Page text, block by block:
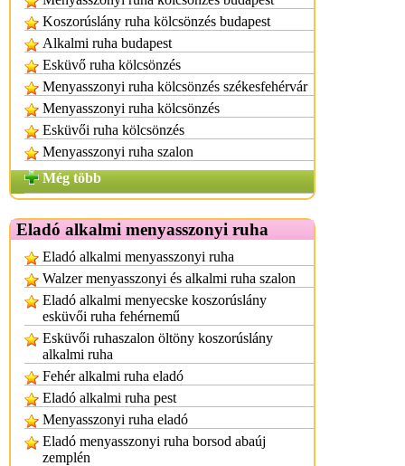
Koszorúslány ruha kölcsönzés budapest
Alkalmi ruha budapest
Esküvő ruha kölcsönzés
Menyasszonyi ruha kölcsönzés székesfehérvár
Menyasszonyi ruha kölcsönzés
Esküvői ruha kölcsönzés
Menyasszonyi ruha szalon
Még több
Eladó alkalmi menyasszonyi ruha
Eladó alkalmi menyasszonyi ruha
Walzer menyasszonyi és alkalmi ruha szalon
Eladó alkalmi menyecske koszorúslány
esküvői ruha fehérnemű
Esküvői ruhaszalon öltöny koszorúslány
alkalmi ruha
Fehér alkalmi ruha eladó
Eladó alkalmi ruha pest
Menyasszonyi ruha eladó
Eladó menyasszonyi ruha borsod abaúj
zemplén